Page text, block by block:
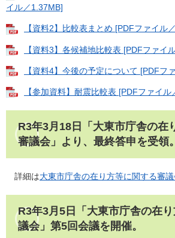
イル／1.37MB]
【資料2】比較表まとめ [PDFファイル
【資料3】各候補地比較表 [PDFファイ
【資料4】今後の予定について [PDFフ
【参加資料】耐震比較表 [PDFファイル
R3年3月18日「大東市庁舎の在
審議会」より、最終答申を受領。
詳細は大東市庁舎の在り方等に関する審
R3年3月5日「大東市庁舎の在
議会」第5回会議を開催。